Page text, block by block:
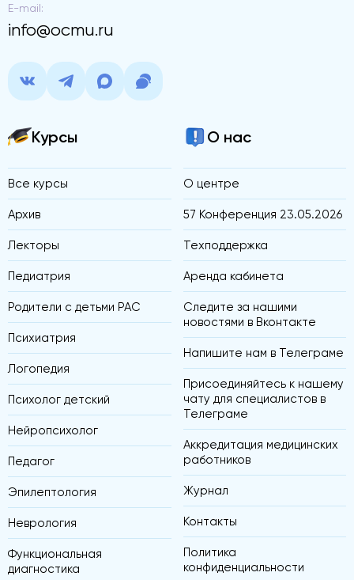
E-mail:
info@ocmu.ru
Курсы
Все курсы
Архив
Лекторы
Педиатрия
Родители с детьми РАС
Психиатрия
Логопедия
Психолог детский
Нейропсихолог
Педагог
Эпилептология
Неврология
Функциональная
диагностика
О нас
О центре
57 Конференция 23.05.2026
Техподдержка
Аренда кабинета
Следите за нашими
новостями в Вконтакте
Напишите нам в Телеграме
Присоединяйтесь к нашему
чату для специалистов в
Телеграме
Аккредитация медицинских
работников
Журнал
Контакты
Политика
конфиденциальности